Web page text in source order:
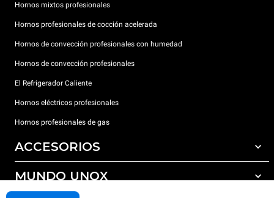
Hornos mixtos profesionales
Hornos profesionales de cocción acelerada
Hornos de convección profesionales con humedad
Hornos de convección profesionales
El Refrigerador Caliente
Hornos eléctricos profesionales
Hornos profesionales de gas
ACCESORIOS
Todos los accesorios
Detergentes para lavado automático
MUNDO UNOX